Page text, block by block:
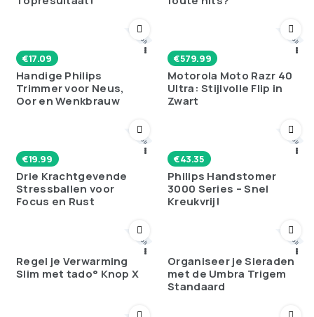
Poll
€17.09
Handige Philips
Trimmer voor Neus,
Oor en Wenkbrauw
Poll
€579.99
Motorola Moto Razr 40
Ultra: Stijlvolle Flip in
Zwart
Poll
€19.99
Drie Krachtgevende
Stressballen voor
Focus en Rust
Poll
€43.35
Philips Handstomer
3000 Series – Snel
Kreukvrij!
Poll
Regel je Verwarming
Slim met tado° Knop X
Poll
Organiseer je Sieraden
met de Umbra Trigem
Standaard